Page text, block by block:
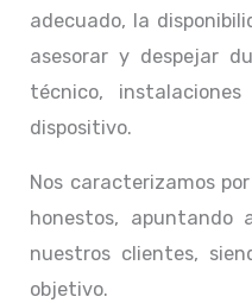
adecuado, la
asesorar y despejar
técnico,
dispositivo.
Nos caracterizamos
honestos,
nuestros clientes,
objetivo.